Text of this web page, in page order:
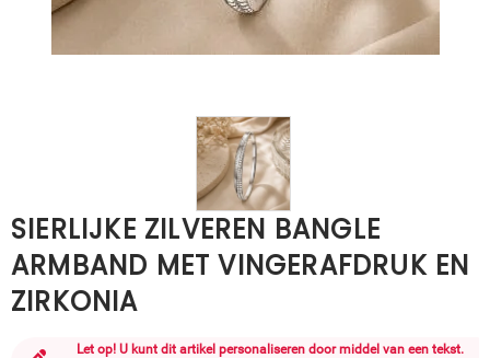
SIERLIJKE ZILVEREN BANGLE
ARMBAND MET VINGERAFDRUK EN
ZIRKONIA
Let op! U kunt dit artikel personaliseren door middel van een tekst.